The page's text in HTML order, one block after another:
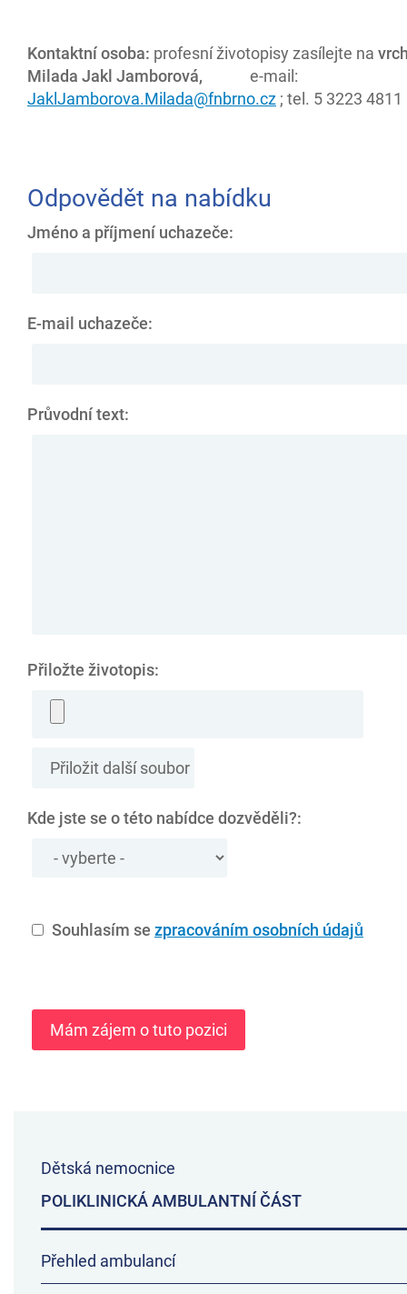
Kontaktní osoba: profesní životopisy zasílejte na
Milada Jakl Jamborová, e-mail:
JaklJamborova.Milada@fnbrno.cz ; tel. 5 3223 4811
Odpovědět na nabídku
Jméno a příjmení uchazeče:
E-mail uchazeče:
Průvodní text:
Přiložte životopis:
Kde jste se o této nabídce dozvěděli?:
Souhlasím se zpracováním osobních údajů
Dětská nemocnice
POLIKLINICKÁ AMBULANTNÍ ČÁST
Přehled ambulancí